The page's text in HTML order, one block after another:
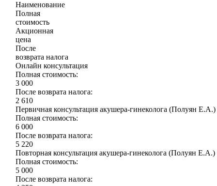
Наименование
Полная
стоимость
Акционная
цена
После
возврата налога
Онлайн консультация
Полная стоимость:
3 000
После возврата налога:
2 610
Первичная консультация акушера-гинеколога (Полуян Е.А.)
Полная стоимость:
6 000
После возврата налога:
5 220
Повторная консультация акушера-гинеколога (Полуян Е.А.)
Полная стоимость:
5 000
После возврата налога: